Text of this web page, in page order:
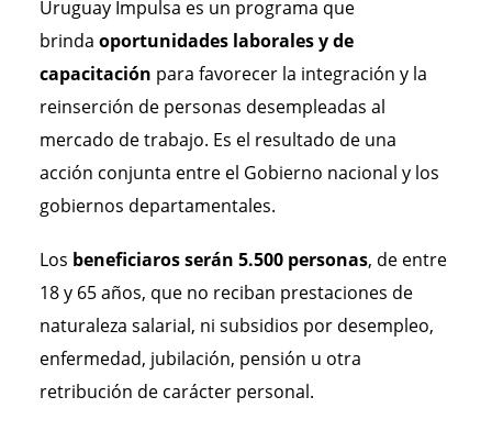
Uruguay Impulsa es un programa que
brinda oportunidades laborales y de
capacitación para favorecer la integración y la
reinserción de personas desempleadas al
mercado de trabajo. Es el resultado de una
acción conjunta entre el Gobierno nacional y los
gobiernos departamentales.
Los beneficiaros serán 5.500 personas, de entre
18 y 65 años, que no reciban prestaciones de
naturaleza salarial, ni subsidios por desempleo,
enfermedad, jubilación, pensión u otra
retribución de carácter personal.